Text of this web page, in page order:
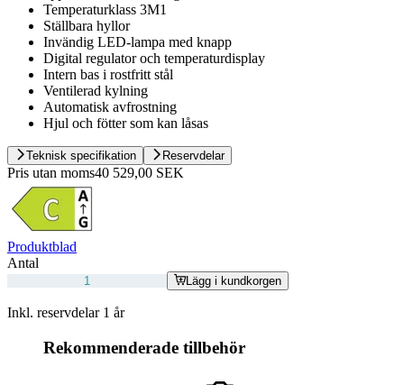
Temperaturklass 3M1
Ställbara hyllor
Invändig LED-lampa med knapp
Digital regulator och temperaturdisplay
Intern bas i rostfritt stål
Ventilerad kylning
Automatisk avfrostning
Hjul och fötter som kan låsas
Teknisk specifikation Reservdelar
Pris utan moms40 529,00 SEK
Produktblad
Antal
Lägg i kundkorgen
Inkl. reservdelar 1 år
Rekommenderade tillbehör